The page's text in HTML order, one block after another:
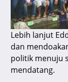
Lebih lanjut
dan
politik menuju
mendatang.